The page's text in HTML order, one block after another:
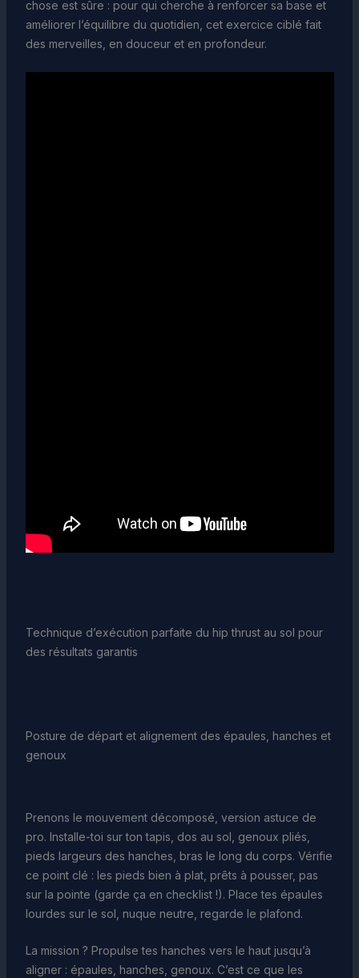
chose est sûre : pour qui cherche à renforcer sa base et
améliorer l’équilibre du quotidien, cet exercice ciblé fait
des merveilles, en douceur et en profondeur.
Technique d’exécution parfaite du hip thrust au sol pour
des résultats garantis
Posture de départ et alignement des épaules, hanches et
genoux
Prenons le mouvement décomposé, version astuce de
pro. Installe-toi sur ton tapis, dos au sol, genoux pliés,
pieds largeurs des hanches, bras le long du corps. Vérifie
ce point clé : les pieds bien à plat, prêts à pousser, pas
sur la pointe (garde ça en checklist !). Place tes épaules
lourdes sur le sol, nuque neutre, regarde le plafond.
La mission ? Propulse tes hanches vers le haut jusqu’à
aligner : épaules, hanches, genoux. C’est ce que les